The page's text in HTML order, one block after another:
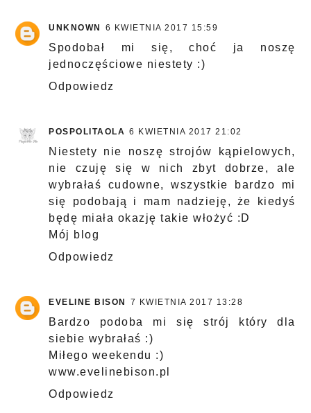
UNKNOWN 6 KWIETNIA 2017 15:59
Spodobał mi się, choć ja noszę
jednoczęściowe niestety :)
Odpowiedz
POSPOLITAOLA 6 KWIETNIA 2017 21:02
Niestety nie noszę strojów kąpielowych,
nie czuję się w nich zbyt dobrze, ale
wybrałaś cudowne, wszystkie bardzo mi
się podobają i mam nadzieję, że kiedyś
będę miała okazję takie włożyć :D
Mój blog
Odpowiedz
EVELINE BISON 7 KWIETNIA 2017 13:28
Bardzo podoba mi się strój który dla
siebie wybrałaś :)
Miłego weekendu :)
www.evelinebison.pl
Odpowiedz